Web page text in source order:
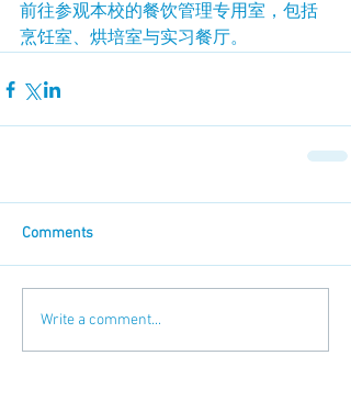
前往参观本校的餐饮管理专用室，包括
烹饪室、烘培室与实习餐厅。
Comments
Write a comment...